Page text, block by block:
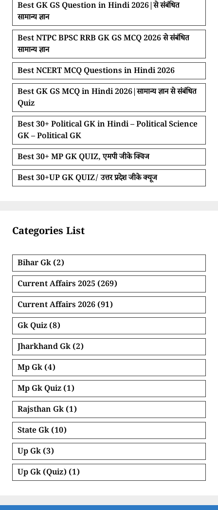
Best GK GS Question in Hindi 2026|से संबंधित
सामान्य ज्ञान
Best NTPC BPSC RRB GK GS MCQ 2026 से संबंधित
सामान्य ज्ञान
Best NCERT MCQ Questions in Hindi 2026
Best GK GS MCQ in Hindi 2026|सामान्य ज्ञान से संबंधित
Quiz
Best 30+ Political GK in Hindi – Political Science
GK – Political GK
Best 30+ MP GK QUIZ, एमपी जीके क्विज
Best 30+UP GK QUIZ/ उत्तर प्रदेश जीके क्यूज
Categories List
Bihar Gk (2)
Current Affairs 2025 (269)
Current Affairs 2026 (91)
Gk Quiz (8)
Jharkhand Gk (2)
Mp Gk (4)
Mp Gk Quiz (1)
Rajsthan Gk (1)
State Gk (10)
Up Gk (3)
Up Gk (Quiz) (1)